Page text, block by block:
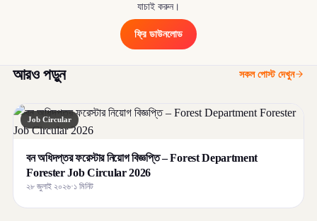
যাচাই করুন।
ফ্রি ডাউনলোড
আরও পড়ুন সকল পোস্ট দেখুন
Job Circular
বন অধিদপ্তর ফরেস্টার নিয়োগ বিজ্ঞপ্তি – Forest Department
Forester Job Circular 2026
২৮ জুলাই ২০২৬·১ মিনিট